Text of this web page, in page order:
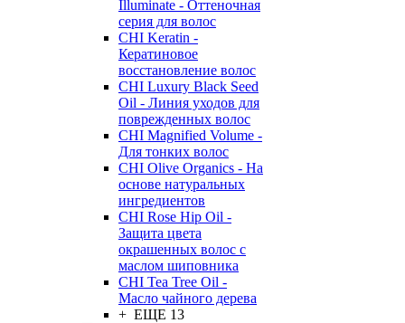
Illuminate - Оттеночная
серия для волос
CHI Keratin -
Кератиновое
восстановление волос
CHI Luxury Black Seed
Oil - Линия уходов для
поврежденных волос
CHI Magnified Volume -
Для тонких волос
CHI Olive Organics - На
основе натуральных
ингредиентов
CHI Rose Hip Oil -
Защита цвета
окрашенных волос с
маслом шиповника
CHI Tea Tree Oil -
Масло чайного дерева
+ ЕЩЕ 13